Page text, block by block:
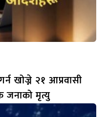
खोज्ने २१ आप्रवासी
जनाको मृत्यु